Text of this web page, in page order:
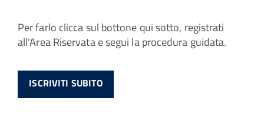
Per farlo clicca sul bottone qui sotto, registrati
all'Area Riservata e segui la procedura guidata.
ISCRIVITI SUBITO